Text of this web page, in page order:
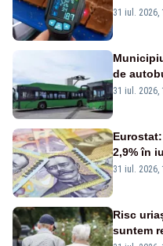
31 iul. 2026,
de
europene
31 iul. 2026,
2,9% în
majoreze
31 iul. 2026,
Risc
suntem